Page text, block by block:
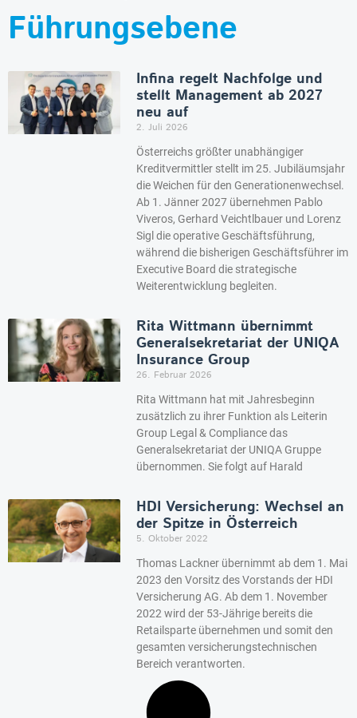
Führungsebene
Infina regelt Nachfolge und
stellt Management ab 2027
neu auf
2. Juli 2026
Österreichs größter unabhängiger
Kreditvermittler stellt im 25. Jubiläumsjahr
die Weichen für den Generationenwechsel.
Ab 1. Jänner 2027 übernehmen Pablo
Viveros, Gerhard Veichtlbauer und Lorenz
Sigl die operative Geschäftsführung,
während die bisherigen Geschäftsführer im
Executive Board die strategische
Weiterentwicklung begleiten.
Rita Wittmann übernimmt
Generalsekretariat der UNIQA
Insurance Group
26. Februar 2026
Rita Wittmann hat mit Jahresbeginn
zusätzlich zu ihrer Funktion als Leiterin
Group Legal & Compliance das
Generalsekretariat der UNIQA Gruppe
übernommen. Sie folgt auf Harald
HDI Versicherung: Wechsel an
der Spitze in Österreich
5. Oktober 2022
Thomas Lackner übernimmt ab dem 1. Mai
2023 den Vorsitz des Vorstands der HDI
Versicherung AG. Ab dem 1. November
2022 wird der 53-Jährige bereits die
Retailsparte übernehmen und somit den
gesamten versicherungstechnischen
Bereich verantworten.